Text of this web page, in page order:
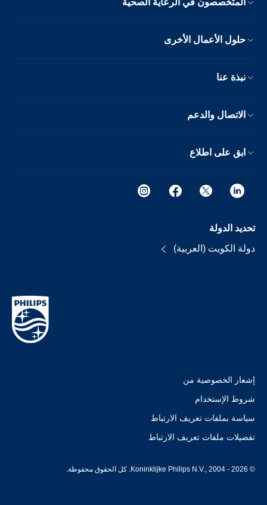
حلول الأعمال الأخرى
نبذة عنا
الاتصال والدعم
ابق على اطلاع
تحديد الدولة
دولة الكويت (العربية)
إشعار الخصوصية من
شروط الإستخدام
سياسة بملفات تعريف الارتباط
تفضيلات ملفات تعريف الارتباط
© Koninklijke Philips N.V., 2004 - 2026. كل الحقوق محفوظة.